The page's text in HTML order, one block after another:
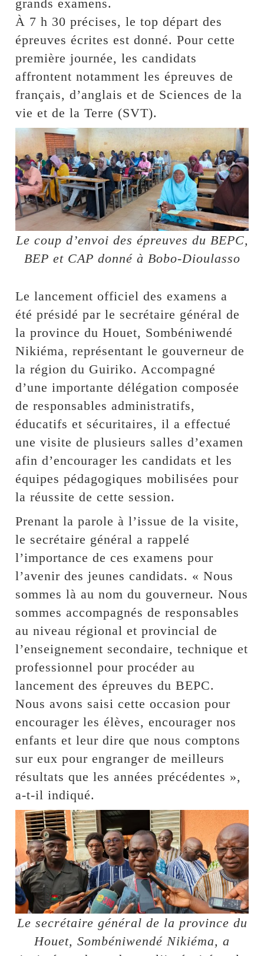
grands examens.
À 7 h 30 précises, le top départ des
épreuves écrites est donné. Pour cette
première journée, les candidats
affrontent notamment les épreuves de
français, d’anglais et de Sciences de la
vie et de la Terre (SVT).
Le coup d’envoi des épreuves du BEPC,
BEP et CAP donné à Bobo-Dioulasso
Le lancement officiel des examens a
été présidé par le secrétaire général de
la province du Houet, Sombéniwendé
Nikiéma, représentant le gouverneur de
la région du Guiriko. Accompagné
d’une importante délégation composée
de responsables administratifs,
éducatifs et sécuritaires, il a effectué
une visite de plusieurs salles d’examen
afin d’encourager les candidats et les
équipes pédagogiques mobilisées pour
la réussite de cette session.
Prenant la parole à l’issue de la visite,
le secrétaire général a rappelé
l’importance de ces examens pour
l’avenir des jeunes candidats. « Nous
sommes là au nom du gouverneur. Nous
sommes accompagnés de responsables
au niveau régional et provincial de
l’enseignement secondaire, technique et
professionnel pour procéder au
lancement des épreuves du BEPC.
Nous avons saisi cette occasion pour
encourager les élèves, encourager nos
enfants et leur dire que nous comptons
sur eux pour engranger de meilleurs
résultats que les années précédentes »,
a-t-il indiqué.
Le secrétaire général de la province du
Houet, Sombéniwendé Nikiéma, a